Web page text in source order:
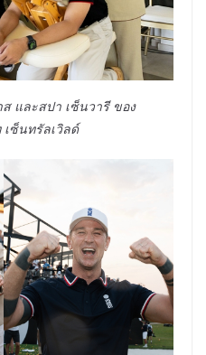
และสปา เซ็นวารี ของ
ซ็นทรัลเวิลด์